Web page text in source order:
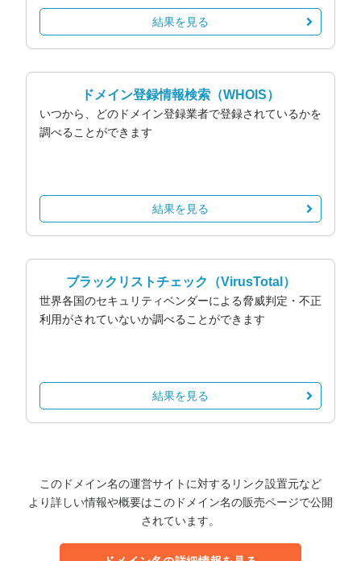
結果を見る
ドメイン登録情報検索 （WHOIS）
いつから、どのドメイン登録業者で登録されているかを
調べることができます
結果を見る
ブラックリストチェック （VirusTotal）
世界各国のセキュリティベンダーによる脅威判定・不正
利用がされていないか調べることができます
結果を見る
このドメイン名の運営サイトに対するリンク設置元など
より詳しい情報や概要はこのドメイン名の販売ページで公開
されています。